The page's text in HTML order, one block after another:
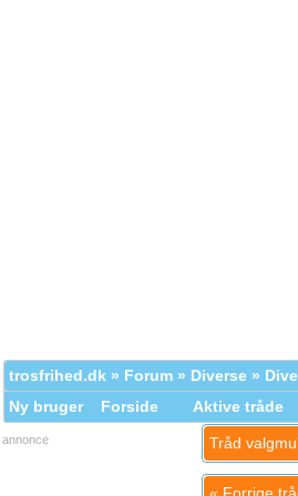
trosfrihed.dk » Forum » Diverse »
Ny bruger
Forside Aktive tråde
annonce Tråd